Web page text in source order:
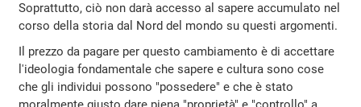
Soprattutto, ciò non darà accesso al sapere accumulato nel
corso della storia dal Nord del mondo su questi argomenti.
Il prezzo da pagare per questo cambiamento è di accettare
l'ideologia fondamentale che sapere e cultura sono cose
che gli individui possono "possedere" e che è stato